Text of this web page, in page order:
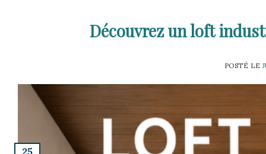
Découvrez un loft
POSTÉ LE